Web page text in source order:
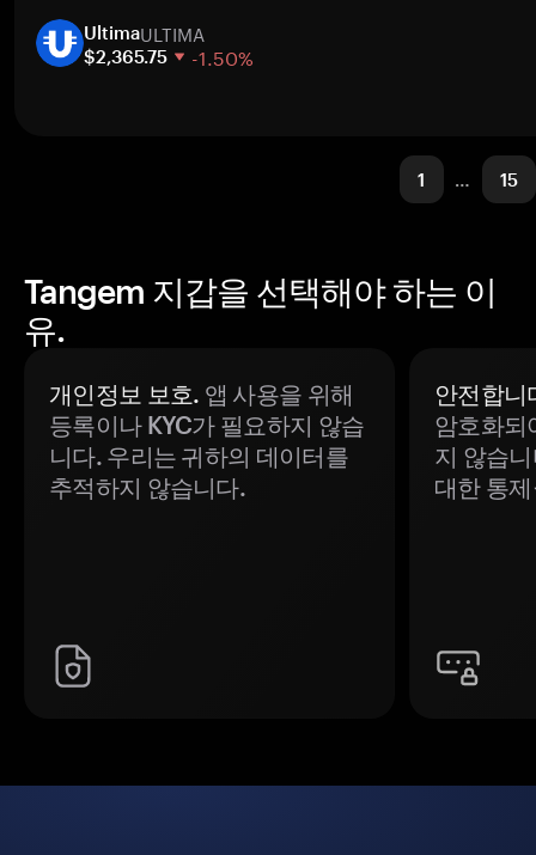
30일
시가총액
UltimaULTIMA
$2,365.75 -1.50%
1 … 15
Tangem 지갑을 선택해야 하는 이
유.
개인정보 보호. 앱 사용을 위해
등록이나 KYC가 필요하지 않습
니다. 우리는 귀하의 데이터를
추적하지 않습니다.
안전합니
암호화되
지 않습
대한 통